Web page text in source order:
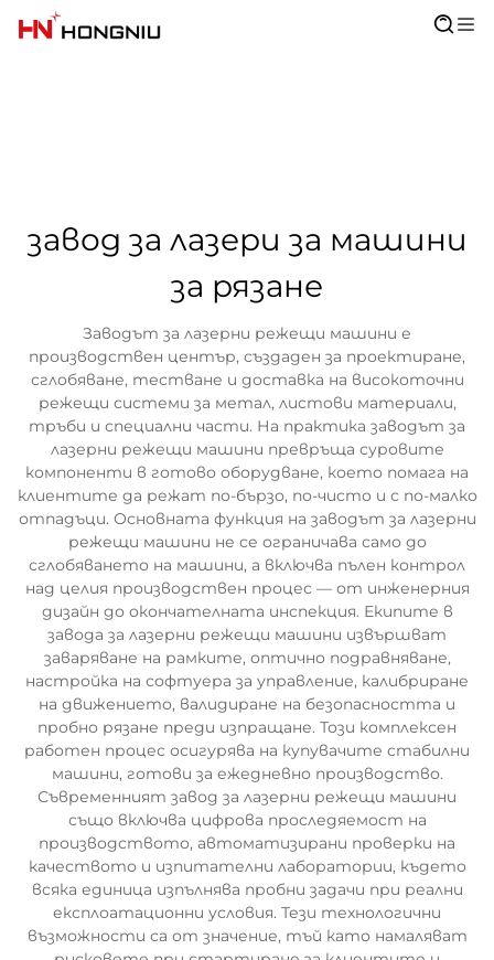
завод за лазери за машини
за рязане
Заводът за лазерни режещи машини е
производствен център, създаден за проектиране,
сглобяване, тестване и доставка на високоточни
режещи системи за метал, листови материали,
тръби и специални части. На практика заводът за
лазерни режещи машини превръща суровите
компоненти в готово оборудване, което помага на
клиентите да режат по-бързо, по-чисто и с по-малко
отпадъци. Основната функция на заводът за лазерни
режещи машини не се ограничава само до
сглобяването на машини, а включва пълен контрол
над целия производствен процес — от инженерния
дизайн до окончателната инспекция. Екипите в
завода за лазерни режещи машини извършват
заваряване на рамките, оптично подравняване,
настройка на софтуера за управление, калибриране
на движението, валидиране на безопасността и
пробно рязане преди изпращане. Този комплексен
работен процес осигурява на купувачите стабилни
машини, готови за ежедневно производство.
Съвременният завод за лазерни режещи машини
също включва цифрова проследяемост на
производството, автоматизирани проверки на
качеството и изпитателни лаборатории, където
всяка единица изпълнява пробни задачи при реални
експлоатационни условия. Тези технологични
възможности са от значение, тъй като намаляват